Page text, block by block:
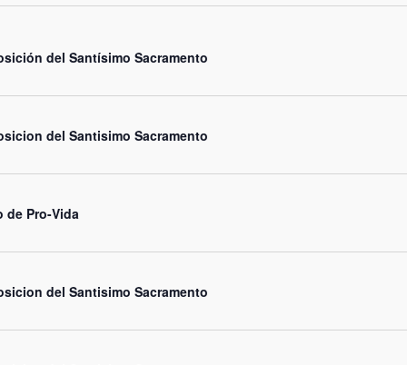
del Santísimo Sacramento
del Santisimo Sacramento
de Pro-Vida
del Santisimo Sacramento